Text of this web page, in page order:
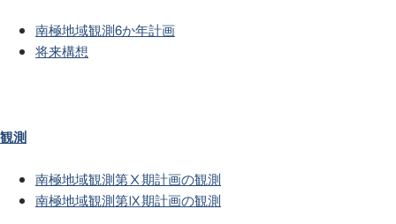
南極地域観測6か年計画
将来構想
観測
南極地域観測第Ⅹ期計画の観測
南極地域観測第Ⅸ期計画の観測